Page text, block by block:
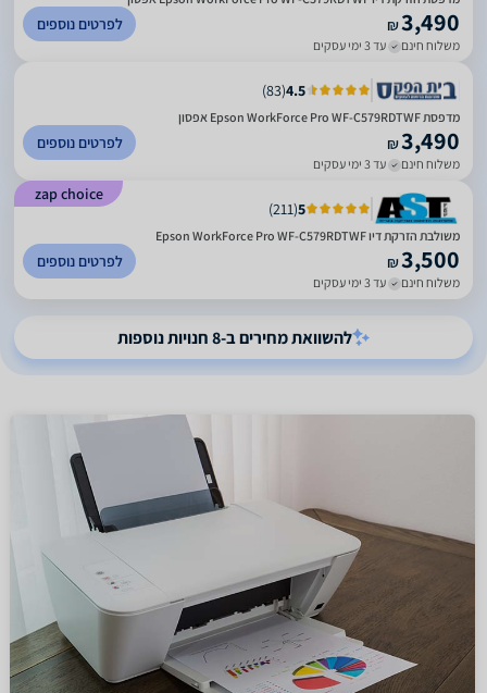
₪3,490
משלוח חינם עד 3 ימי עסקים
לפרטים נוספים
4.5
(
83
)
מדפסת Epson WorkForce Pro WF-C579RDTWF אפסון
₪3,490
משלוח חינם עד 3 ימי עסקים
לפרטים נוספים
zap choice
5
(
211
)
משולבת הזרקת דיו Epson WorkForce Pro WF-C579RDTWF
₪3,500
משלוח חינם עד 3 ימי עסקים
לפרטים נוספים
להשוואת מחירים ב-8 חנויות נוספות